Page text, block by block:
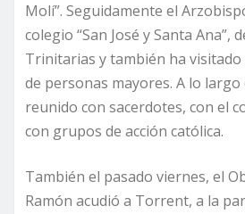
Molí”. Seguidamente el
colegio “San José y Santa Ana”,
Trinitarias y también ha visitado
de personas mayores. A lo largo
reunido con sacerdotes, con el
con grupos de acción católica.
También el pasado viernes, el
Ramón acudió a Torrent, a la